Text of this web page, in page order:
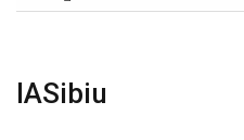
IASibiu